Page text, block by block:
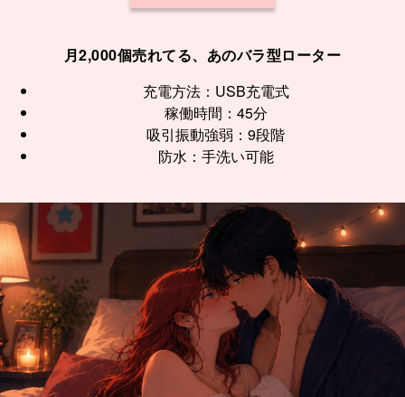
月2,000個売れてる、あのバラ型ローター
充電方法：USB充電式
稼働時間：45分
吸引振動強弱：9段階
防水：手洗い可能